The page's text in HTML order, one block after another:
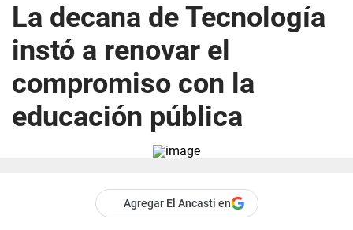
La decana de Tecnología
instó a renovar el
compromiso con la
educación pública
Agregar El Ancasti en